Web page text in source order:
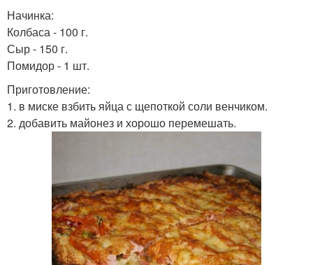
Начинка:
Колбаса - 100 г.
Сыр - 150 г.
Помидор - 1 шт.
Приготовление:
1. в миске взбить яйца с щепоткой соли венчиком.
2. добавить майонез и хорошо перемешать.